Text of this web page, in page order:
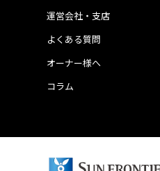
運営会社・支店
よくある質問
オーナー様へ
コラム